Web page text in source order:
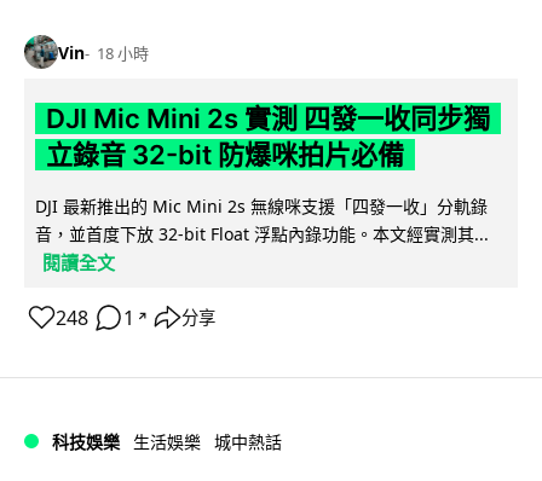
Vin 18 小時
DJI Mic Mini 2s 實測 四發一收同步獨
立錄音 32-bit 防爆咪拍片必備
DJI 最新推出的 Mic Mini 2s 無線咪支援「四發一收」分軌錄
音，並首度下放 32-bit Float 浮點內錄功能。本文經實測其...
閱讀全文
248 1 ↗ 分享
科技娛樂 生活娛樂 城中熱話